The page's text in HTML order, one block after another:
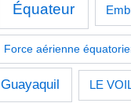
Équateur
Force aérienne
Guayaquil LE